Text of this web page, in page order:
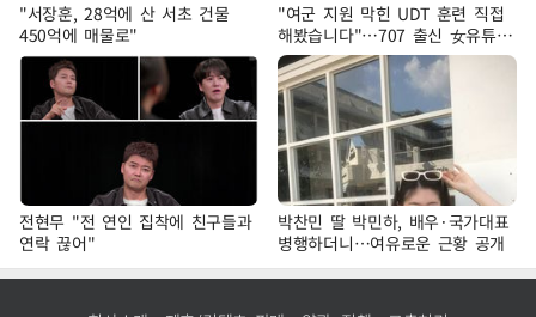
"서장훈, 28억에 산 서초 건물
450억에 매물로"
"여군 지원 막힌 UDT 훈련 직접
해봤습니다"…707 출신 女유튜버
'완벽 소화'
전현무 "전 연인 집착에 친구들과
연락 끊어"
박찬민 딸 박민하, 배우·국가대표
병행하더니…여유로운 근황 공개